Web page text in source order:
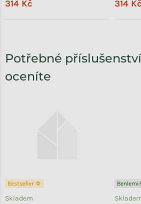
314 Kč 314 Kč
Potřebné
oceníte
Bestseller ☆
Skladem